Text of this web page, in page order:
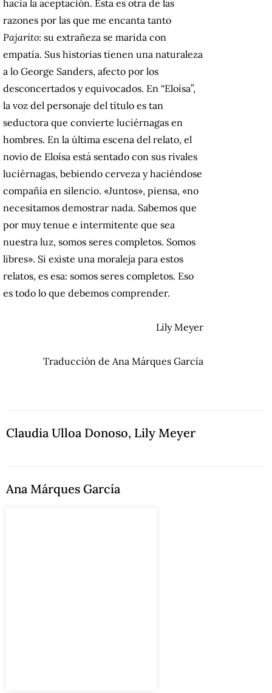
hacia la aceptación. Esta es otra de las
razones por las que me encanta tanto
Pajarito: su extrañeza se marida con
empatía. Sus historias tienen una naturaleza
a lo George Sanders, afecto por los
desconcertados y equivocados. En “Eloísa”,
la voz del personaje del título es tan
seductora que convierte luciérnagas en
hombres. En la última escena del relato, el
novio de Eloísa está sentado con sus rivales
luciérnagas, bebiendo cerveza y haciéndose
compañía en silencio. «Juntos», piensa, «no
necesitamos demostrar nada. Sabemos que
por muy tenue e intermitente que sea
nuestra luz, somos seres completos. Somos
libres». Si existe una moraleja para estos
relatos, es esa: somos seres completos. Eso
es todo lo que debemos comprender.
Lily Meyer
Traducción de Ana Márques García
Claudia Ulloa Donoso, Lily Meyer
Ana Márques García